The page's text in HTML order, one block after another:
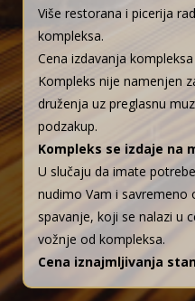
Više restorana i picerija
kompleksa.
Cena izdavanja
Kompleks nije namenjen
druženja uz preglasnu
podzakup.
Kompleks se izdaje na
U slučaju da imate
nudimo Vam i savremeno
spavanje, koji se nalazi u
vožnje od kompleksa.
Cena iznajmljivanja